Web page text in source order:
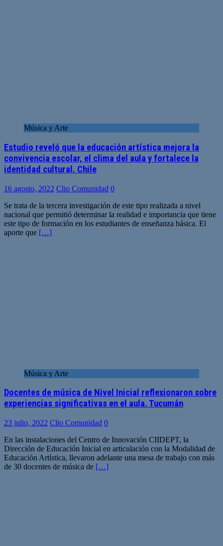
Música y Arte
Estudio reveló que la educación artística mejora la
convivencia escolar, el clima del aula y fortalece la
identidad cultural. Chile
16 agosto, 2022 Clio Comunidad 0
Se trata de la tercera investigación de este tipo realizada a nivel
nacional que permitió determinar la realidad e importancia que tiene
este tipo de formación en los estudiantes de enseñanza básica. El
aporte que […]
Música y Arte
Docentes de música de Nivel Inicial reflexionaron sobre
experiencias significativas en el aula. Tucumán
23 julio, 2022 Clio Comunidad 0
En las instalaciones del Centro de Innovación CIIDEPT, la
Dirección de Educación Inicial en articulación con la Modalidad de
Educación Artística, llevaron adelante una mesa de trabajo con más
de 30 docentes de música de […]